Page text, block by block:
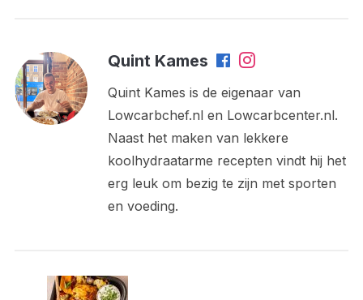
Quint Kames
Quint Kames is de eigenaar van
Lowcarbchef.nl en Lowcarbcenter.nl.
Naast het maken van lekkere
koolhydraatarme recepten vindt hij het
erg leuk om bezig te zijn met sporten
en voeding.